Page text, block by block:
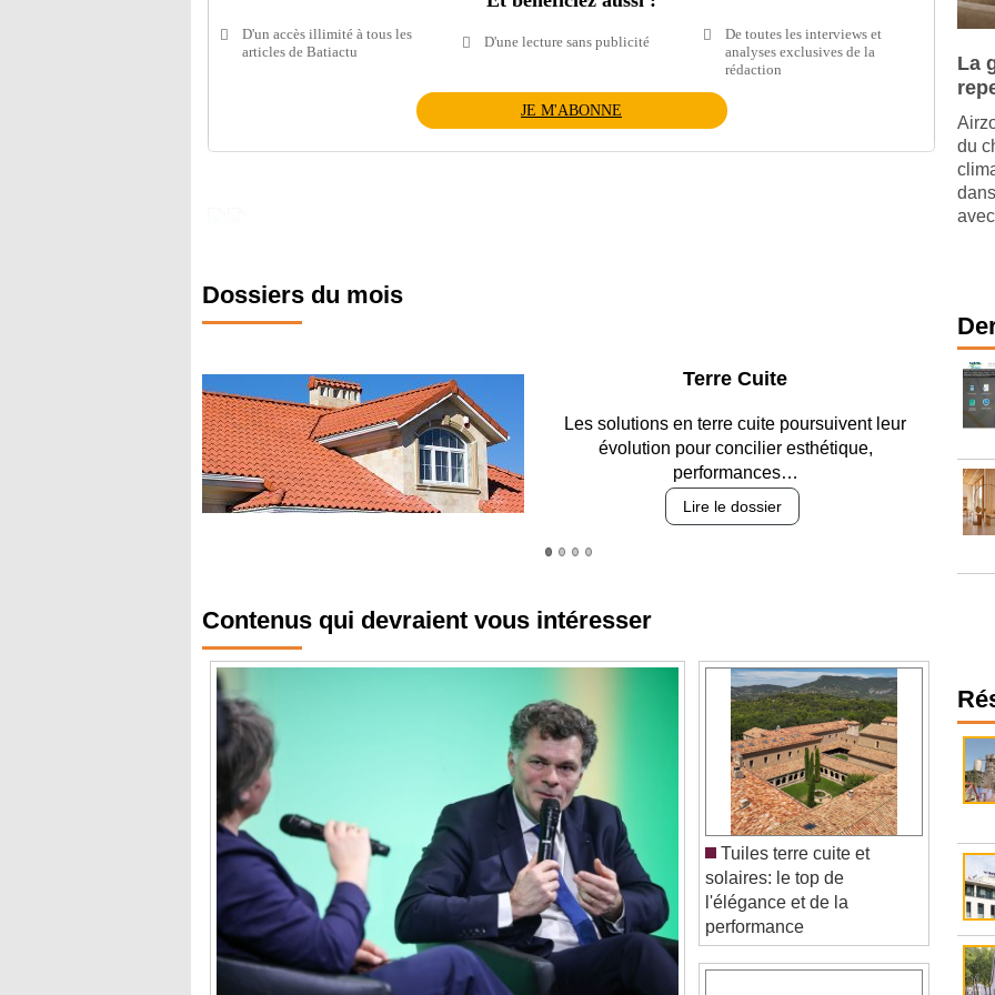
D'un accès illimité à tous les
articles de Batiactu
D'une lecture sans publicité
De toutes les interviews et
analyses exclusives de la
rédaction
JE M'ABONNE
Dossiers du mois
Parking et garages
Entre circulation, sécurisation des accès, durabilité
des revêtements et intégration…
Lire le dossier
Tuiles terre cuite et
solaires: le top de
l'élégance et de la
performance
La
du